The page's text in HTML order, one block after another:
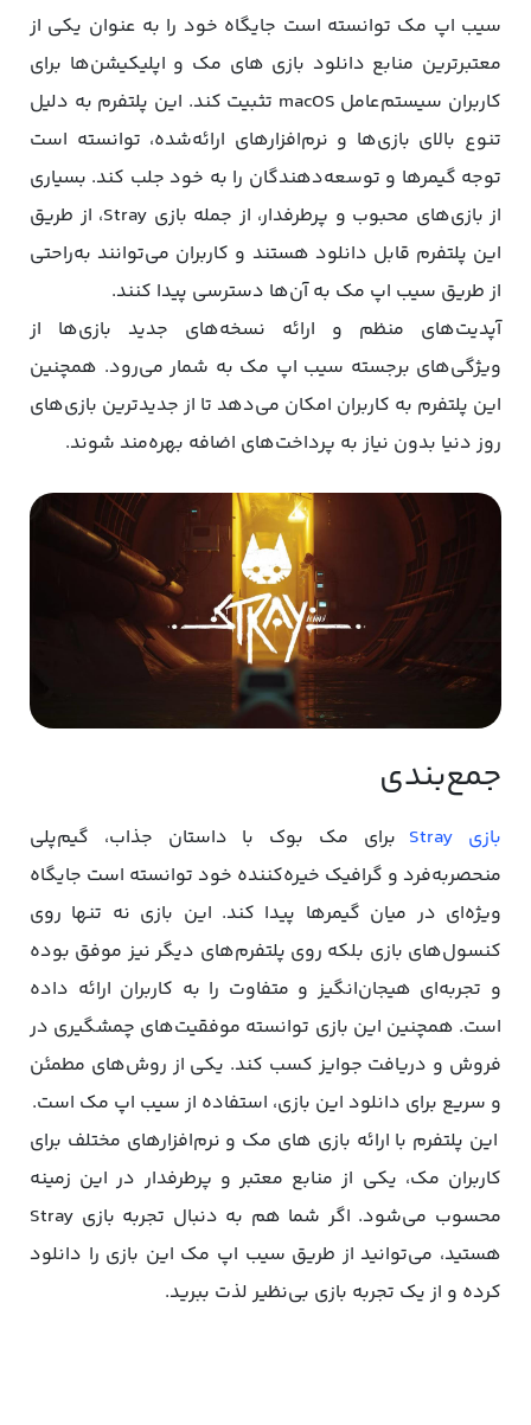
سیب اپ مک توانسته است جایگاه خود را به عنوان یکی از
معتبرترین منابع دانلود بازی های مک و اپلیکیشن‌ها برای
کاربران سیستم‌عامل macOS تثبیت کند. این پلتفرم به دلیل
تنوع بالای بازی‌ها و نرم‌افزارهای ارائه‌شده، توانسته است
توجه گیمرها و توسعه‌دهندگان را به خود جلب کند. بسیاری
از بازی‌های محبوب و پرطرفدار، از جمله بازی Stray، از طریق
این پلتفرم قابل دانلود هستند و کاربران می‌توانند به‌راحتی
از طریق سیب اپ مک به آن‌ها دسترسی پیدا کنند.
آپدیت‌های منظم و ارائه نسخه‌های جدید بازی‌ها از
ویژگی‌های برجسته سیب اپ مک به شمار می‌رود. همچنین
این پلتفرم به کاربران امکان می‌دهد تا از جدیدترین بازی‌های
روز دنیا بدون نیاز به پرداخت‌های اضافه بهره‌مند شوند.
جمع‌بندی
بازی Stray
برای مک بوک با داستان جذاب، گیم‌پلی
منحصربه‌فرد و گرافیک خیره‌کننده‌ خود توانسته است جایگاه
ویژه‌ای در میان گیمرها پیدا کند. این بازی نه تنها روی
کنسول‌های بازی بلکه روی پلتفرم‌های دیگر نیز موفق بوده
و تجربه‌ای هیجان‌انگیز و متفاوت را به کاربران ارائه داده
است. همچنین این بازی توانسته موفقیت‌های چمشگیری در
فروش و دریافت جوایز کسب کند. یکی از روش‌های مطمئن
و سریع برای دانلود این بازی، استفاده از سیب اپ مک است.
این پلتفرم با ارائه بازی های مک و نرم‌افزارهای مختلف برای
کاربران مک، یکی از منابع معتبر و پرطرفدار در این زمینه
محسوب می‌شود. اگر شما هم به دنبال تجربه بازی Stray
هستید، می‌توانید از طریق سیب اپ مک این بازی را دانلود
کرده و از یک تجربه بازی بی‌نظیر لذت ببرید.